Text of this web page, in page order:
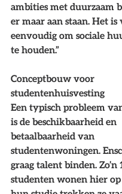
ambities met duurzaam
er maar aan staan. Het
eenvoudig om sociale
te houden.”
Conceptbouw voor
studentenhuisvesting
Een typisch probleem
is de beschikbaarheid en
betaalbaarheid van
studentenwoningen.
graag talent binden. Zo’n
studenten wonen hier op